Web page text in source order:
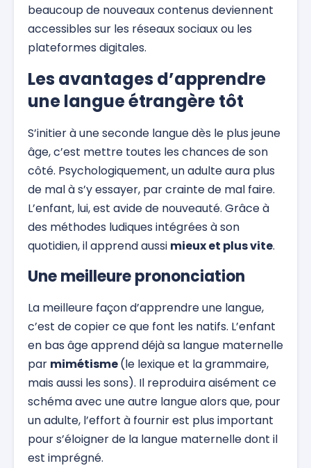
beaucoup de nouveaux contenus deviennent
accessibles sur les réseaux sociaux ou les
plateformes digitales.
Les avantages d’apprendre
une langue étrangère tôt
S’initier à une seconde langue dès le plus jeune
âge, c’est mettre toutes les chances de son
côté. Psychologiquement, un adulte aura plus
de mal à s’y essayer, par crainte de mal faire.
L’enfant, lui, est avide de nouveauté. Grâce à
des méthodes ludiques intégrées à son
quotidien, il apprend aussi mieux et plus vite.
Une meilleure prononciation
La meilleure façon d’apprendre une langue,
c’est de copier ce que font les natifs. L’enfant
en bas âge apprend déjà sa langue maternelle
par mimétisme(le lexique et la grammaire,
mais aussi les sons). Il reproduira aisément ce
schéma avec une autre langue alors que, pour
un adulte, l’effort à fournir est plus important
pour s’éloigner de la langue maternelle dont il
est imprégné.